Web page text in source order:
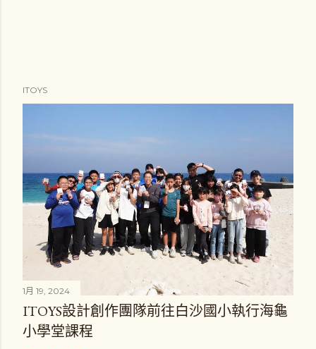
ITOYS
1月 19, 2024
ITOYS設計創作團隊前往白沙國小執行海龜
小學堂課程